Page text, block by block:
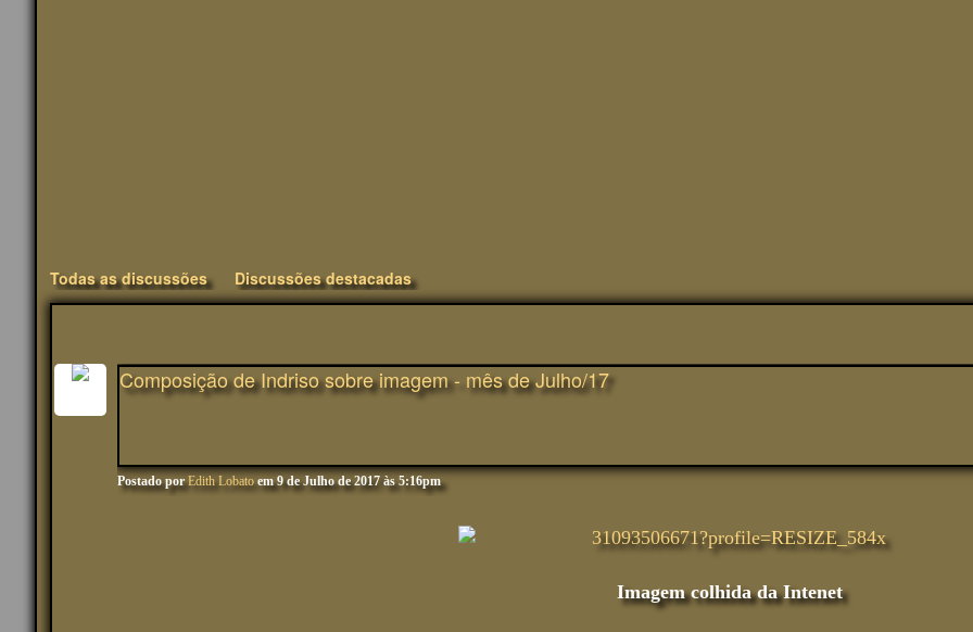
Todas as discussões Discussões destacadas
Composição de Indriso sobre imagem - mês de Julho/17
Postado porEdith Lobato em 9 de Julho de 2017 às 5:16pm
Imagem colhida da Intenet